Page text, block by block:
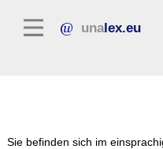
unalex.eu
Sie befinden sich im